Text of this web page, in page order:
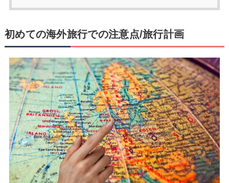
初めての海外旅行での注意点/旅行計画